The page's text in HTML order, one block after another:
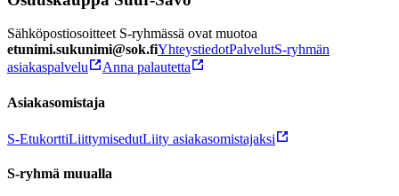
Sähköpostiosoitteet S-ryhmässä ovat muotoa
etunimi.sukunimi@sok.fiYhteystiedotPalvelutS-ryhmän
asiakaspalvelu
Anna palautetta
Asiakasomistaja
S-EtukorttiLiittymisedutLiity asiakasomistajaksi
S-ryhmä muualla